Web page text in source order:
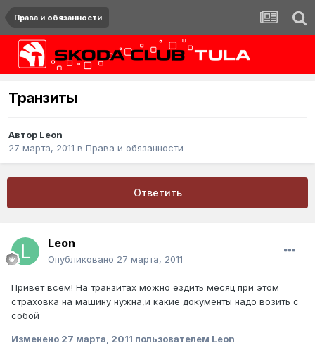
Права и обязанности
Транзиты
Автор Leon
27 марта, 2011 в Права и обязанности
Ответить
Leon
Опубликовано 27 марта, 2011
Привет всем! На транзитах можно ездить месяц при этом
страховка на машину нужна,и какие документы надо возить с
собой
Изменено 27 марта, 2011 пользователем Leon